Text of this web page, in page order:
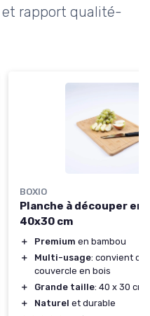
et rapport qualité-
BOXIO
Planche à découper en
40x30 cm
＋ Premium en bambou
＋
Multi-usage: convient
couvercle en bois
＋
Grande taille: 40 x 30 cm
＋
Naturel et durable